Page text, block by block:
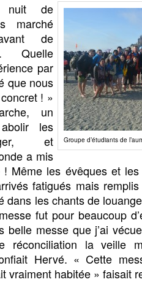
Groupe d’étudiants de
nuit de
marché
de
Quelle
par
que nous
! »
un
les
et
a mis
Même les évêques et
fatigués mais
dans les chants de
fut pour beaucoup
belle messe que j’ai
réconciliation la veille
Hervé. « Cette
vraiment habitée » faisait